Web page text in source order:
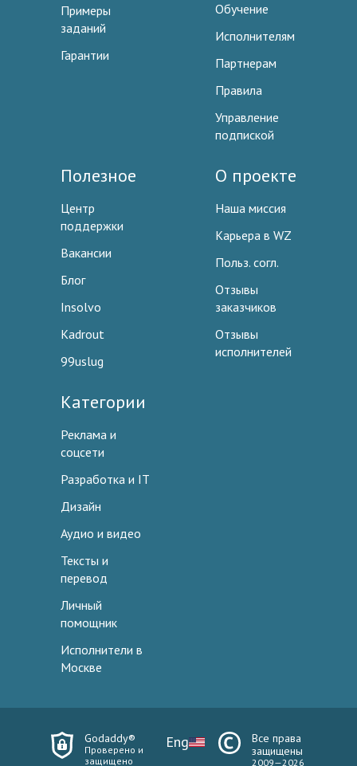
Примеры
заданий
Гарантии
Обучение
Исполнителям
Партнерам
Правила
Управление
подпиской
Полезное
Центр
поддержки
Вакансии
Блог
Insolvo
Kadrout
99uslug
О проекте
Наша миссия
Карьера в WZ
Польз. согл.
Отзывы
заказчиков
Отзывы
исполнителей
Категории
Реклама и
соцсети
Разработка и IT
Дизайн
Аудио и видео
Тексты и
перевод
Личный
помощник
Исполнители в
Москве
Godaddy®
Проверено и
защищено
Eng
Все права
защищены
2009—2026